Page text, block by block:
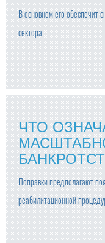
В основном его обеспечит
сектора
ЧТО
Поправки предполагают
реабилитационной